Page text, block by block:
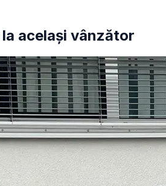
același vânzător